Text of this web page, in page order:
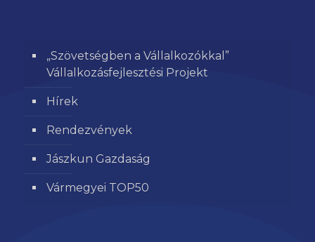
„Szövetségben a Vállalkozókkal”
Vállalkozásfejlesztési Projekt
Hírek
Rendezvények
Jászkun Gazdaság
Vármegyei TOP50